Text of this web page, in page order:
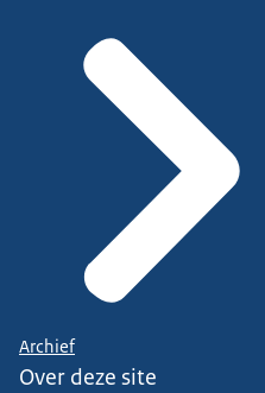
Archief
Over deze site